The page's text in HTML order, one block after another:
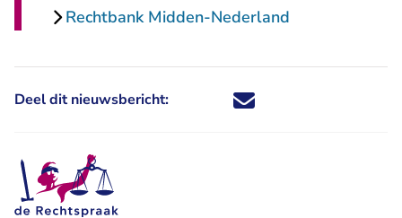
Rechtbank Midden-Nederland
Deel dit nieuwsbericht: Deel dit nieuwsbericht via X -
Deel dit nieuwsbericht via
Deel dit nieuwsbericht
Deel dit